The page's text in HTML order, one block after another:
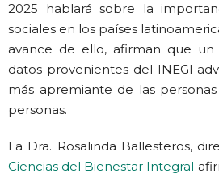
2025 hablará sobre la
sociales en los países
avance de ello, afirman que
datos provenientes del INEGI
más apremiante de las
personas.
La Dra. Rosalinda Ballesteros,
Ciencias del Bienestar Integral